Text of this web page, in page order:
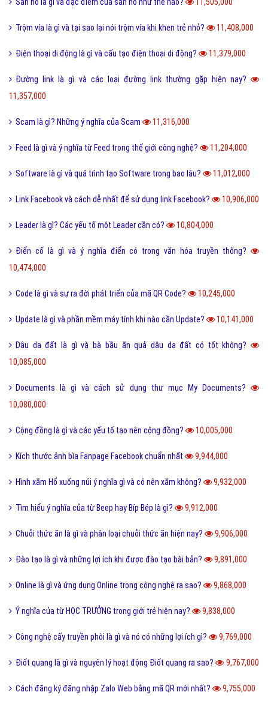
San hô là gì và đặc điểm của san hô như thế nào? 11,505,000
Trộm vía là gì và tại sao lại nói trộm vía khi khen trẻ nhỏ? 11,408,000
Điện thoại di động là gì và cấu tạo điện thoại di động? 11,379,000
Đường link là gì và các loại đường link thường gặp hiện nay?
11,357,000
Scam là gì? Những ý nghĩa của Scam 11,316,000
Feed là gì và ý nghĩa từ Feed trong thế giới công nghệ? 11,204,000
Software là gì và quá trình tạo Software trong bao lâu? 11,012,000
Link Facebook và cách dễ nhất để sử dụng link Facebook? 10,906,000
Leader là gì? Các yếu tố một Leader cần có? 10,804,000
Điển cố là gì và ý nghĩa điển có trong văn hóa truyền thống?
10,474,000
Code là gì và sự ra đời phát triển của mã QR Code? 10,245,000
Update là gì và phần mềm máy tính khi nào cần Update? 10,141,000
Dâu da đất là gì và bà bầu ăn quả dâu da đất có tốt không?
10,085,000
Documents là gì và cách sử dụng thư mục My Documents?
10,080,000
Cộng đồng là gì và các yếu tố tạo nên cộng đồng? 10,005,000
Kích thước ảnh bìa Fanpage Facebook chuẩn nhất 9,944,000
Hình xăm Hổ xuống núi ý nghĩa gì và có nên xăm không? 9,932,000
Tìm hiểu ý nghĩa của từ Beep hay Bíp Bép là gì? 9,912,000
Chuỗi thức ăn là gì và phân loại chuỗi thức ăn hiện nay? 9,906,000
Đào tạo là gì và những lợi ích khi được đào tạo bài bản? 9,891,000
Online là gì và ứng dụng Online trong công nghệ ra sao? 9,868,000
Ý nghĩa của từ HỌC TRƯỞNG trong giới trẻ hiện nay? 9,838,000
Công nghệ cấy truyền phôi là gì và nó có những lợi ích gì? 9,769,000
Điốt quang là gì và nguyên lý hoạt động Điốt quang ra sao? 9,767,000
Cách đăng ký đăng nhập Zalo Web bằng mã QR mới nhất? 9,755,000